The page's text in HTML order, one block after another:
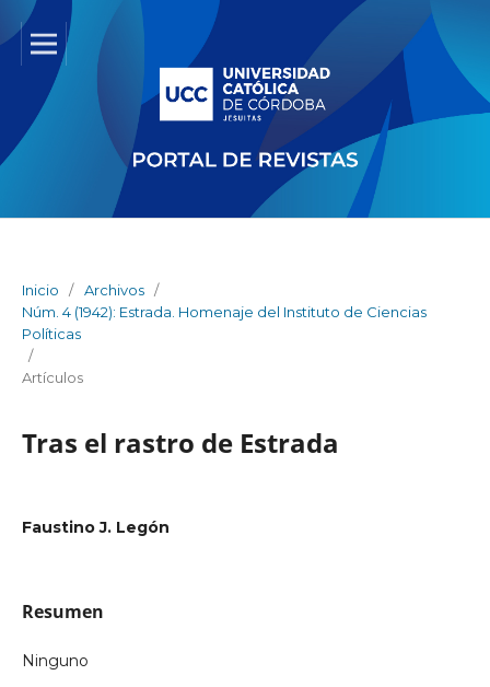
Inicio / Archivos /
Núm. 4 (1942): Estrada. Homenaje del Instituto de Ciencias
Políticas
/
Artículos
Tras el rastro de Estrada
Faustino J. Legón
Resumen
Ninguno